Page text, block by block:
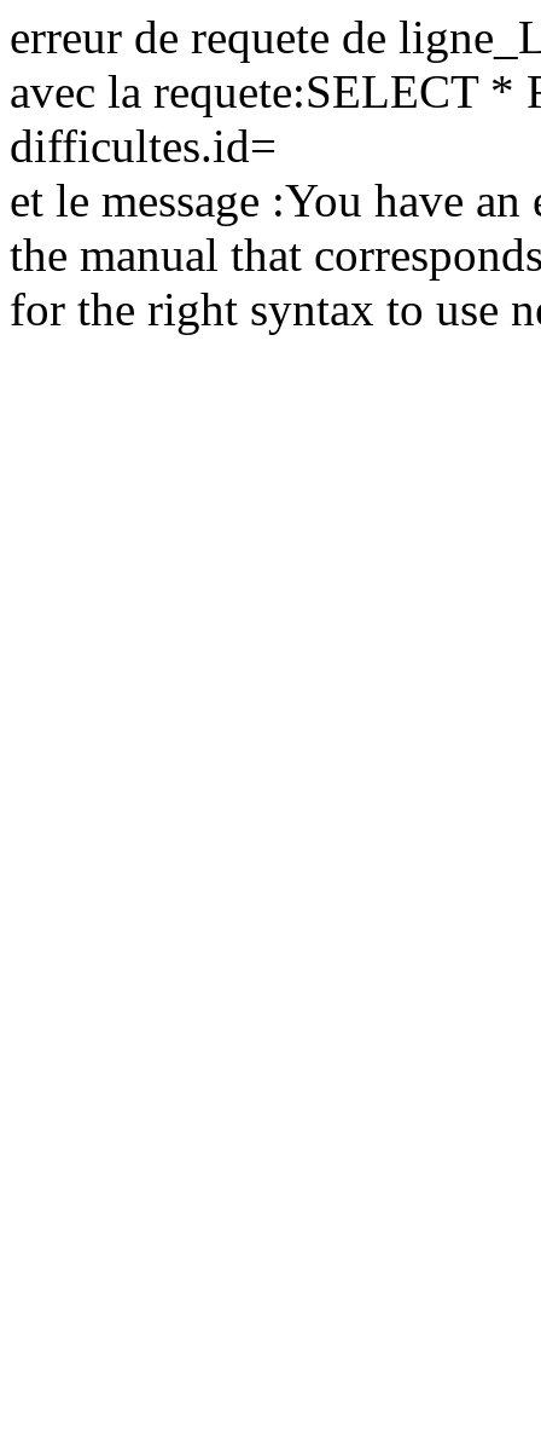
erreur de requete de
avec la requete:SELECT
difficultes.id=
et le message :You have
the manual that
for the right syntax to use